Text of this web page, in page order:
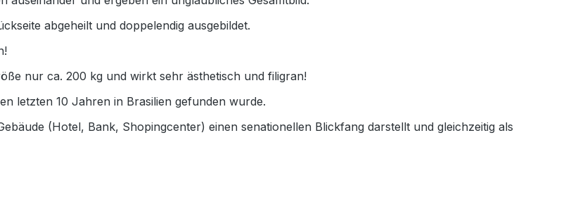
abgeheilt und doppelendig ausgebildet.
nur ca. 200 kg und wirkt sehr ästhetisch und filigran!
letzten 10 Jahren in Brasilien gefunden wurde.
(Hotel, Bank, Shopingcenter) einen senationellen Blickfang darstellt und gleichzeitig als